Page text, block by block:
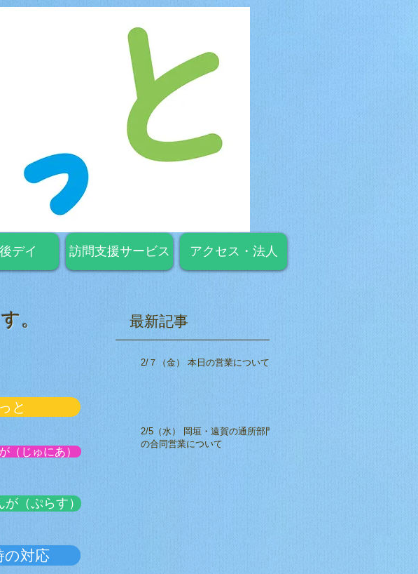
デイ 訪問支援サービス アクセス・法人
。 ​最新記事
と
（じゅにあ）
が（ぷらす）
の対応
2/７（金） 本日の営業について
2/5（水） 岡垣・遠賀の通所部門
の合同営業について